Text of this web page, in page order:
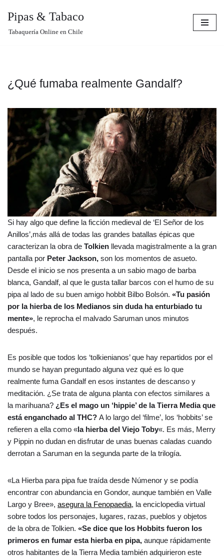
Pipas & Tabaco
Tabaquería Online en Chile
¿Qué fumaba realmente Gandalf?
Si hay algo que define la ficción medieval de ‘El Señor de los
Anillos’,más allá de todas las grandes batallas épicas que
caracterizan la obra de Tolkien llevada magistralmente a la gran
pantalla por Peter Jackson, son los momentos de asueto.
Desde el inicio se nos presenta a un sabio mago de barba
blanca, Gandalf, al que le gusta tallar barcos con el humo de su
pipa al lado de su buen amigo hobbit Bilbo Bolsón. «Tu pasión
por la hierba de los Medianos sin duda ha enturbiado tu
mente», le reprocha el malvado Saruman unos minutos
después.
Es posible que todos los ‘tolkienianos’ que hay repartidos por el
mundo se hayan preguntado alguna vez qué es lo que
realmente fuma Gandalf en esos instantes de descanso y
meditación. ¿Se trata de alguna planta con efectos similares a
la marihuana? ¿Es el mago un ‘hippie’ de la Tierra Media que
está enganchado al THC? A lo largo del ‘filme’, los ‘hobbits’ se
refieren a ella como «la hierba del Viejo Toby«. Es más, Merry
y Pippin no dudan en disfrutar de unas buenas caladas cuando
derrotan a Saruman en la segunda parte de la trilogía.
«La Hierba para pipa fue traída desde Númenor y se podía
encontrar con abundancia en Gondor, aunque también en Valle
Largo y Bree», asegura la Fenopaedia, la enciclopedia virtual
sobre todos los personajes, lugares, razas, pueblos y objetos
de la obra de Tolkien. «Se dice que los Hobbits fueron los
primeros en fumar esta hierba en pipa, aunque rápidamente
otros habitantes de la Tierra Media también adquirieron este